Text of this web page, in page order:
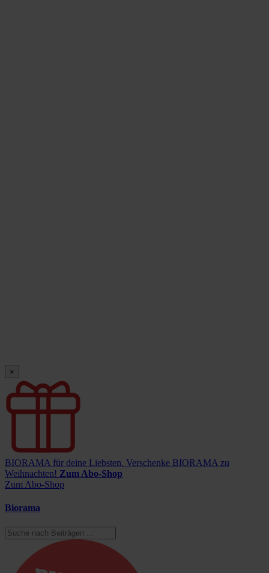
×
BIORAMA für deine Liebsten. Verschenke BIORAMA zu
Weihnachten! Zum Abo-Shop
Zum Abo-Shop
Biorama